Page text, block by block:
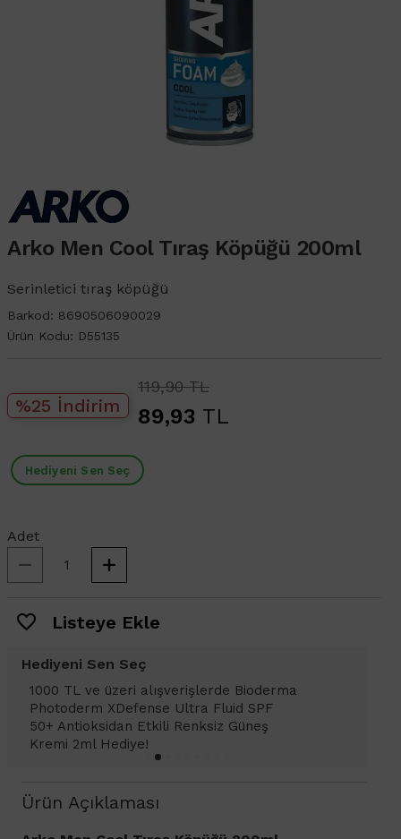
Arko Men Cool Tıraş Köpüğü 200ml
Serinletici tıraş köpüğü
Barkod: 8690506090029
Ürün Kodu: D55135
%25 İndirim
119,90 TL
89,93 TL
Hediyeni Sen Seç
Adet
Listeye Ekle
Hediyeni Sen Seç
1000 TL ve üzeri alışverişlerinizde
Bioderma Photoderm XDefense Ultra
Fluid SPF 50+ Antioksidan Renkli Güneş
Kremi Light 2ml hediye!
Ürün Açıklaması